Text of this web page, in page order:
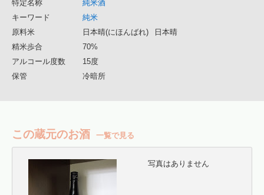
特定名称
純米酒
キーワード
純米
原料米
日本晴(にほんばれ)
日本晴
精米歩合
70%
アルコール度数
15度
保管
冷暗所
この蔵元のお酒 一覧で見る
写真はありません